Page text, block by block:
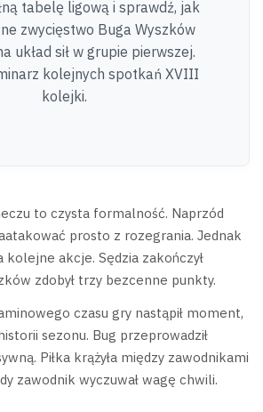
tabelę ligową i sprawdź, jak
zwycięstwo Buga Wyszków
układ sił w grupie pierwszej.
kolejnych spotkań XVIII
kolejki.
to czysta formalność. Naprzód
prosto z rozegrania. Jednak
kolejne akcje. Sędzia zakończył
zdobył trzy bezcenne punkty.
czasu gry nastąpił moment,
sezonu. Bug przeprowadził
Piłka krążyła między zawodnikami
zawodnik wyczuwał wagę chwili.